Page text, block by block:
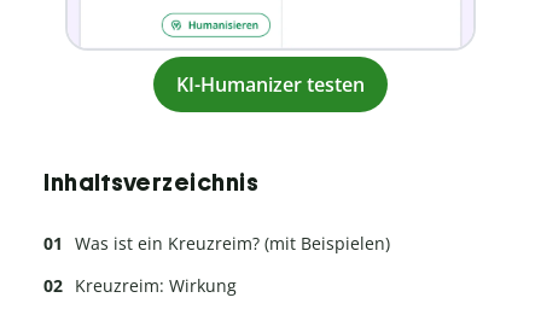
KI-Humanizer testen
Inhaltsverzeichnis
Was ist ein Kreuzreim? (mit Beispielen)
Kreuzreim: Wirkung